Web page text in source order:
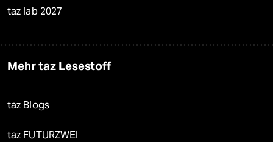
taz lab 2027
Mehr taz Lesestoff
taz Blogs
taz FUTURZWEI